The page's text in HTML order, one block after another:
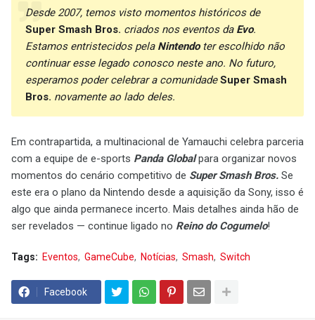
Desde 2007, temos visto momentos históricos de
Super Smash Bros. criados nos eventos da Evo.
Estamos entristecidos pela Nintendoter escolhido não
continuar esse legado conosco neste ano. No futuro,
esperamos poder celebrar a comunidadeSuper Smash
Bros. novamente ao lado deles.
Em contrapartida, a multinacional de Yamauchi celebra parceria
com a equipe de e-sports Panda Globalpara organizar novos
momentos do cenário competitivo de Super Smash Bros. Se
este era o plano da Nintendo desde a aquisição da Sony, isso é
algo que ainda permanece incerto. Mais detalhes ainda hão de
ser revelados — continue ligado no Reino do Cogumelo!
Tags: Eventos GameCube Notícias Smash Switch
Facebook